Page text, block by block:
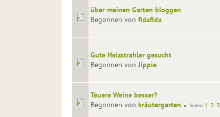
über meinen Garten bloggen
Begonnen von fidafida
Gute Heizstrahler gesucht
Begonnen vonJippie
Teuere Weine besser?
Begonnen von kräutergarten Seiten 1 2 3